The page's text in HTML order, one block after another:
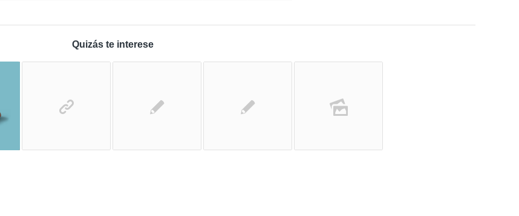
Quizás te interese